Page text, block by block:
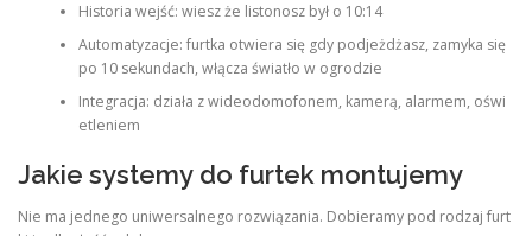
Historia wejść: wiesz że listonosz był o 10:14
Automatyzacje: furtka otwiera się gdy podjeżdżasz, zamyka się
po 10 sekundach, włącza światło w ogrodzie
Integracja: działa z wideodomofonem, kamerą, alarmem, oświ
etleniem
Jakie systemy do furtek montujemy
Nie ma jednego uniwersalnego rozwiązania. Dobieramy pod rodzaj furt